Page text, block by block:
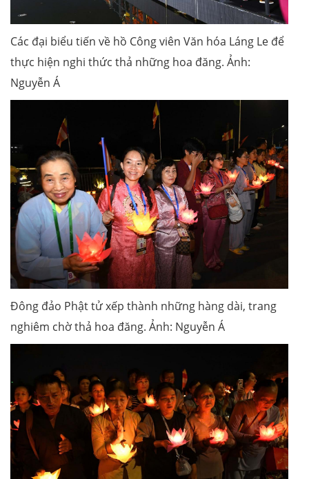
Các đại biểu tiến về hồ Công viên Văn hóa Láng Le để
thực hiện nghi thức thả những hoa đăng. Ảnh:
Nguyễn Á
Đông đảo Phật tử xếp thành những hàng dài, trang
nghiêm chờ thả hoa đăng. Ảnh: Nguyễn Á